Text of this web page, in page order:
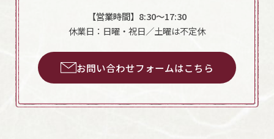
【営業時間】8:30～17:30
休業日：日曜・祝日／土曜は不定休
お問い合わせフォームはこちら